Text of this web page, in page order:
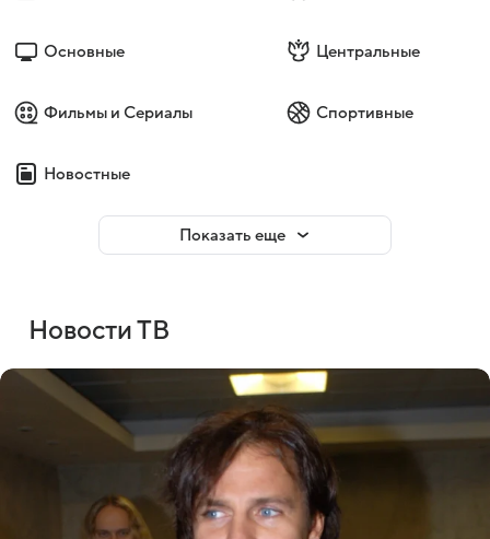
Основные Центральные
Фильмы и Сериалы Спортивные
Новостные
Показать еще
Новости ТВ